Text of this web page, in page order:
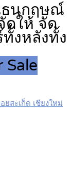
ธนกฤษณ์
ดให้ จัด
งหลังทั้ง
Sale
สะเก็ด เชียงใหม่